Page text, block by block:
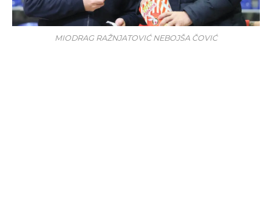
MIODRAG RAŽNJATOVIĆ NEBOJŠA ČOVIĆ